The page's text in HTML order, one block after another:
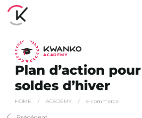
ACADEMY
Plan d’action
soldes d’hiver
HOME / ACADEMY / e-commerce